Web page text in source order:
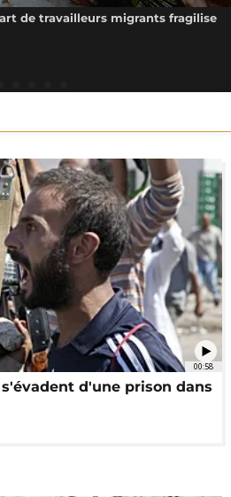
de travailleurs migrants fragilise
00:58
d'une prison dans